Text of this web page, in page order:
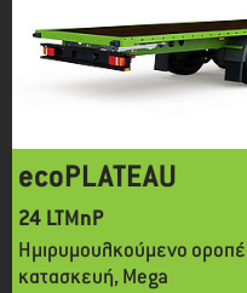
ecoPLATEAU
24 LTMnP
Ημιρυμουλκούμενο
κατασκευή, Mega